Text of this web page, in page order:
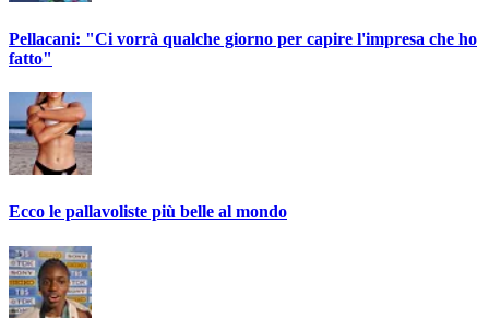
Pellacani: "Ci vorrà qualche giorno per capire l'impresa che ho
fatto"
Ecco le pallavoliste più belle al mondo